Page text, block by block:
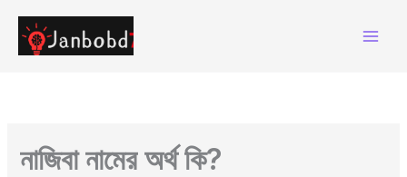
content
নাজিবা নামের অর্থ কি?